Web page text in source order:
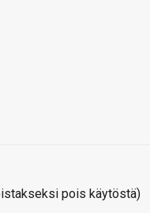
pois käytöstä)